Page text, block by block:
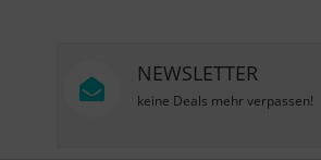
NEWSLETTER
keine Deals mehr verpassen!